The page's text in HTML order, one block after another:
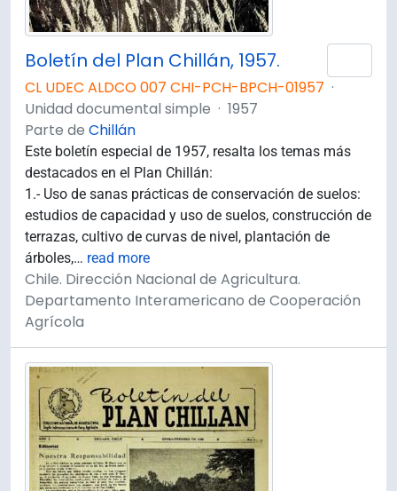
Boletín del Plan Chillán, 1957.
CL UDEC ALDCO 007 CHI-PCH-BPCH-01957 ·
Unidad documental simple · 1957
Parte de Chillán
Este boletín especial de 1957, resalta los temas más
destacados en el Plan Chillán:
1.- Uso de sanas prácticas de conservación de suelos:
estudios de capacidad y uso de suelos, construcción de
terrazas, cultivo de curvas de nivel, plantación de
árboles,… read more
Chile. Dirección Nacional de Agricultura.
Departamento Interamericano de Cooperación
Agrícola